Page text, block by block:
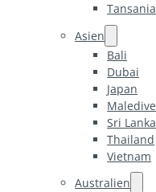
Tansania
Asien
Bali
Dubai
Japan
Sri Lanka
Thailand
Vietnam
Australien